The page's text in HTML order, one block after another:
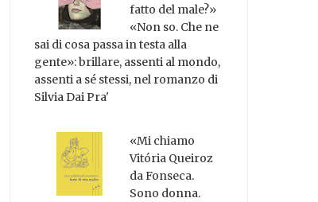
fatto del male?»
«Non so. Che ne
sai di cosa passa in testa alla
gente»: brillare, assenti al mondo,
assenti a sé stessi, nel romanzo di
Silvia Dai Pra'
«Mi chiamo
Vitória Queiroz
da Fonseca.
Sono donna.